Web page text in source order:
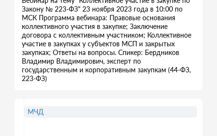
Закону № 223-ФЗ" 23 ноября 2023 года в 10:00 по
МСК Программа вебинара: Правовые основания
коллективного участия в закупке; Заключение
договора с коллективным участником; Коллективное
участие в закупках у субъектов МСП и закрытых
закупках; Ответы на вопросы. Спикер: Бердников
Владимир Владимирович, эксперт по
государственным и корпоративным закупкам (44-ФЗ,
223-ФЗ)
МЧД